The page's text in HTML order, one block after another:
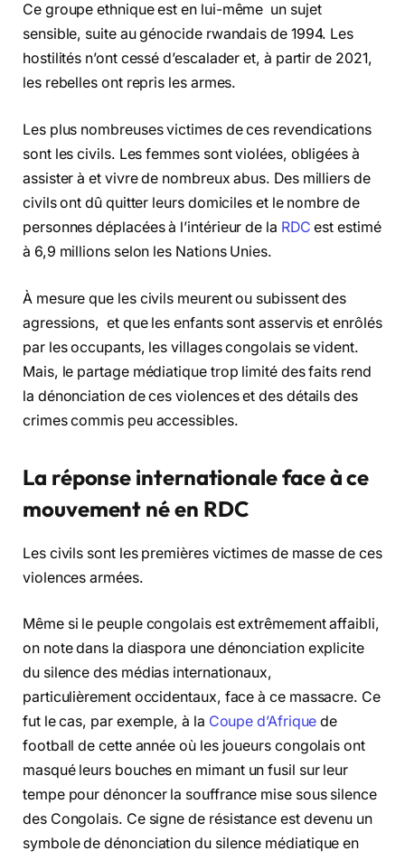
Ce groupe ethnique est en lui-même un sujet
sensible, suite au génocide rwandais de 1994. Les
hostilités n’ont cessé d’escalader et, à partir de 2021,
les rebelles ont repris les armes.
Les plus nombreuses victimes de ces revendications
sont les civils. Les femmes sont violées, obligées à
assister à et vivre de nombreux abus. Des milliers de
civils ont dû quitter leurs domiciles et le nombre de
personnes déplacées à l’intérieur de la RDC est estimé
à 6,9 millions selon les Nations Unies.
À mesure que les civils meurent ou subissent des
agressions, et que les enfants sont asservis et enrôlés
par les occupants, les villages congolais se vident.
Mais, le partage médiatique trop limité des faits rend
la dénonciation de ces violences et des détails des
crimes commis peu accessibles.
La réponse internationale face à ce
mouvement né en RDC
Les civils sont les premières victimes de masse de ces
violences armées.
Même si le peuple congolais est extrêmement affaibli,
on note dans la diaspora une dénonciation explicite
du silence des médias internationaux,
particulièrement occidentaux, face à ce massacre. Ce
fut le cas, par exemple, à la Coupe d’Afrique de
football de cette année où les joueurs congolais ont
masqué leurs bouches en mimant un fusil sur leur
tempe pour dénoncer la souffrance mise sous silence
des Congolais. Ce signe de résistance est devenu un
symbole de dénonciation du silence médiatique en